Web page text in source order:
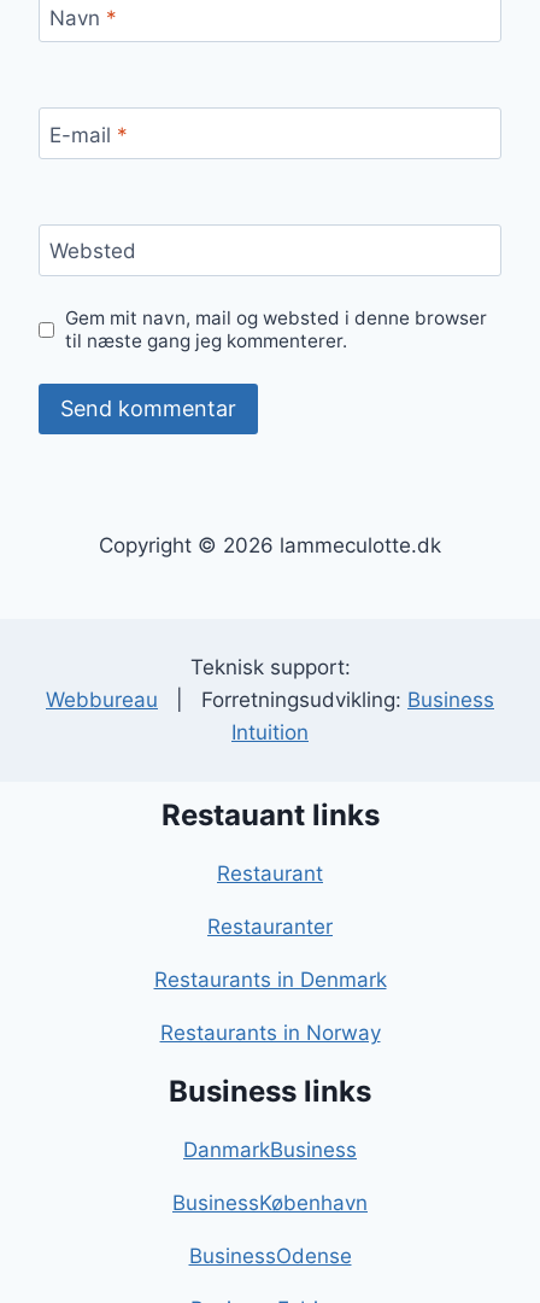
Navn *
E-mail *
Websted
Gem mit navn, mail og websted i denne browser
til næste gang jeg kommenterer.
Copyright © 2026 lammeculotte.dk
Teknisk support:
Webbureau | Forretningsudvikling: Business
Intuition
Restauant links
Restaurant
Restauranter
Restaurants in Denmark
Restaurants in Norway
Business links
DanmarkBusiness
BusinessKøbenhavn
BusinessOdense